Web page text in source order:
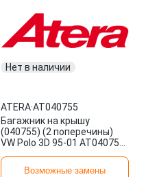
Нет в наличии
ATERA·AT040755
Багажник на крышу
(040755) (2 поперечины)
VW Polo 3D 95-01 AT040755
Возможные замены